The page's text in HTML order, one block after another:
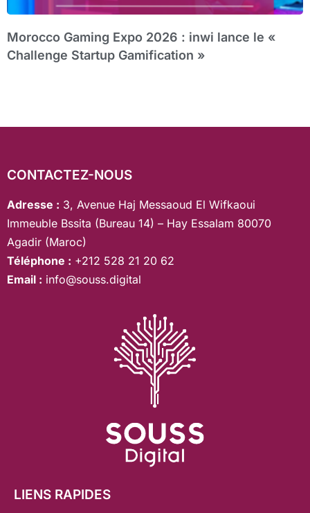
Morocco Gaming Expo 2026 : inwi lance le «
Challenge Startup Gamification »
CONTACTEZ-NOUS
Adresse : 3, Avenue Haj Messaoud El Wifkaoui
Immeuble Bssita (Bureau 14) – Hay Essalam 80070
Agadir (Maroc)
Téléphone : +212 528 21 20 62
Email : info@souss.digital
LIENS RAPIDES